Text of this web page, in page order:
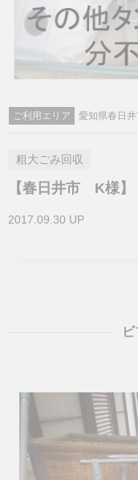
ご利用エリア 愛知県春日
粗大ごみ回収
【春日井市 K様
2017.09.30 UP